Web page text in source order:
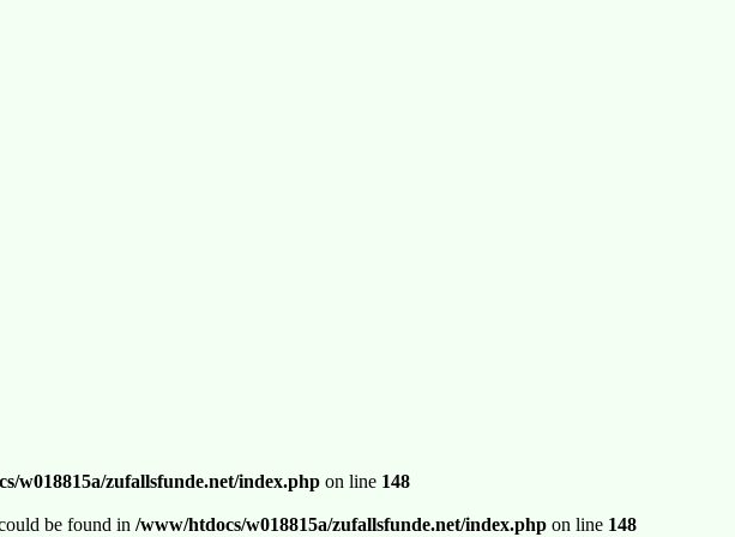
w018815a/zufallsfunde.net/index.php on line 148
be found in /www/htdocs/w018815a/zufallsfunde.net/index.php on line 148